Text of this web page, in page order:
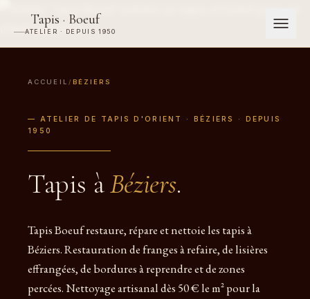
Tapis · Boeuf
ATELIER · DEPUIS 1950
ACCUEIL / BÉZIERS
— ATELIER DE TAPIS D'ORIENT · BÉZIERS · DEPUIS
1950
Tapis àBéziers.
Tapis Boeuf restaure, répare et nettoie les tapis à
Béziers. Restauration de franges à refaire, de lisières
effrangées, de bordures à reprendre et de zones
percées. Nettoyage artisanal dès 50 € le m² pour la